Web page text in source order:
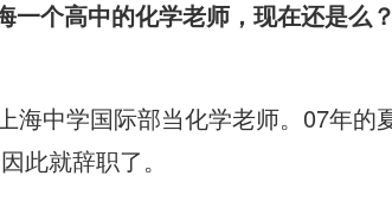
个高中的化学老师，现在还是么
中学国际部当化学老师。07年的
此就辞职了。